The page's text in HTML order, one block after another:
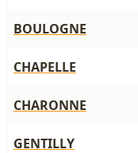
BOULOGNE
CHAPELLE
CHARONNE
GENTILLY